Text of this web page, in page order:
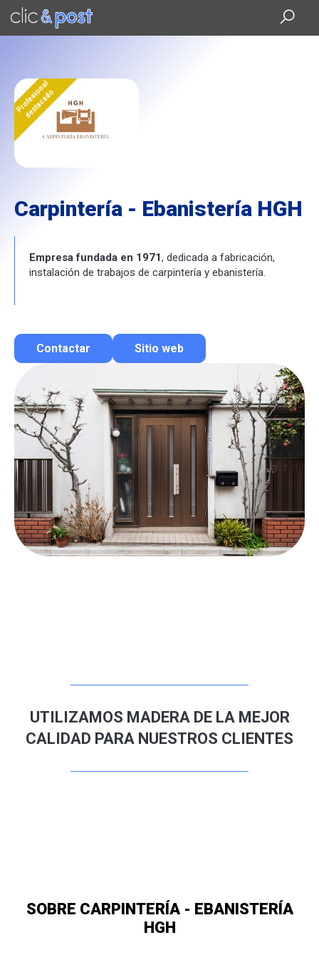
Saltar
contenido
Profesional
destacado
Carpintería - Ebanistería HGH
Empresa fundada en 1971, dedicada a fabricación,
instalación de trabajos de carpintería y ebanistería.
Contactar
Llamar por teléfono
Sitio web
UTILIZAMOS MADERA DE LA MEJOR
CALIDAD PARA NUESTROS CLIENTES
SOBRE CARPINTERÍA - EBANISTERÍA
HGH